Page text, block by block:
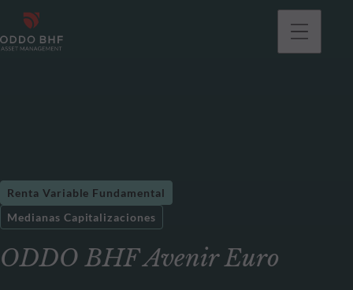
ODDO BHF Avenir Euro
Renta Variable Fundamental
Medianas Capitalizaciones